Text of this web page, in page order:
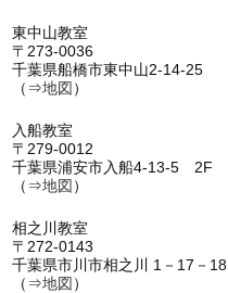
東中山教室
〒273-0036
千葉県船橋市東中山2-14-25
（⇒地図 ）
入船教室
〒279-0012
千葉県浦安市入船4-13-5 2F
（⇒地図 ）
相之川教室
〒272-0143
千葉県市川市相之川 1－17－18
（⇒地図 ）